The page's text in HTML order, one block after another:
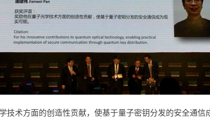
术方面的创造性贡献，使基于量子密钥分发的安全通信